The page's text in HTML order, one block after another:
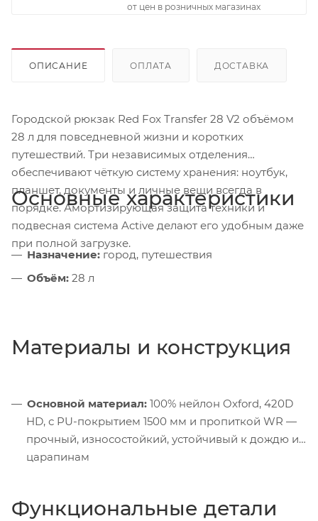
от цен в розничных магазинах
ОПИСАНИЕ ОПЛАТА ДОСТАВКА
Городской рюкзак Red Fox Transfer 28 V2 объёмом
28 л для повседневной жизни и коротких
путешествий. Три независимых отделения
обеспечивают чёткую систему хранения: ноутбук,
планшет, документы и личные вещи всегда в
порядке. Амортизирующая защита техники и
подвесная система Active делают его удобным даже
при полной загрузке.
Основные характеристики
Назначение: город, путешествия
Объём: 28 л
Материалы и конструкция
Основной материал: 100% нейлон Oxford, 420D
HD, с PU-покрытием 1500 мм и пропиткой WR —
прочный, износостойкий, устойчивый к дождю и
царапинам
Функциональные детали